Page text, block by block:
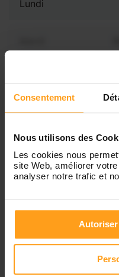
Consentement
Nous utilisons des
Les cookies nous
site Web, améliorer
analyser notre trafic et
Lundi
Jeudi
Vendredi
Vous